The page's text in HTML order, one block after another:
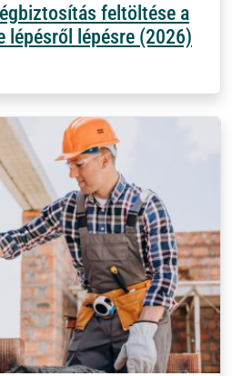
feltöltése a
lépésről lépésre (2026)